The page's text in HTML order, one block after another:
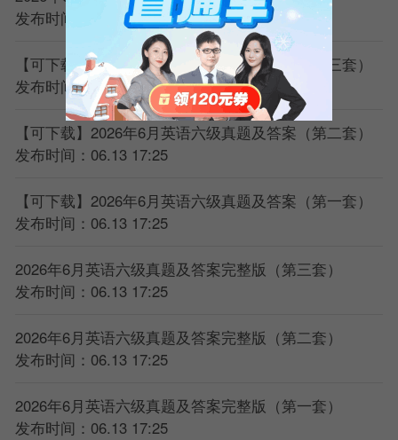
发布时间：06.13 17:25
【可下载】2026年6月英语六级真题及答案（第三套）
发布时间：06.13 17:25
【可下载】2026年6月英语六级真题及答案（第二套）
发布时间：06.13 17:25
【可下载】2026年6月英语六级真题及答案（第一套）
发布时间：06.13 17:25
2026年6月英语六级真题及答案完整版（第三套）
发布时间：06.13 17:25
2026年6月英语六级真题及答案完整版（第二套）
发布时间：06.13 17:25
2026年6月英语六级真题及答案完整版（第一套）
发布时间：06.13 17:25